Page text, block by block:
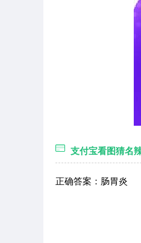
支付宝看图猜名
正确答案：肠胃炎